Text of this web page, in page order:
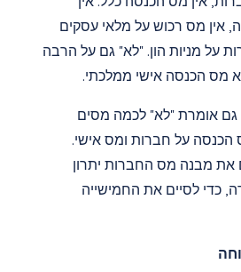
אין מס רכוש על מלאי עסקים
על מניות הון. "לא" גם על הרבה
מס הכנסה אישי ממלכתי.
אומרת "לא" לכמה מסים
הכנסה על חברות ומס אישי.
את מבנה מס החברות יתרון
כדי לסיים את החמישייה